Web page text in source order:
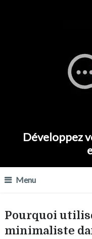
Développez
Menu
Pourquoi
minimaliste